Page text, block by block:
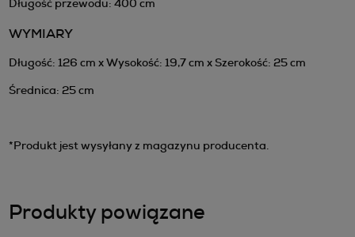
Długość przewodu: 400 cm
WYMIARY
Długość: 126 cm x Wysokość: 19,7 cm x Szerokość: 25 cm
Średnica: 25 cm
*Produkt jest wysyłany z magazynu producenta.
Produkty powiązane